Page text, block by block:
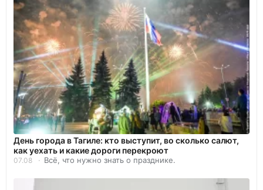
День города в Тагиле: кто выступит, во сколько салют,
как уехать и какие дороги перекроют
07.08 Всё, что нужно знать о празднике.